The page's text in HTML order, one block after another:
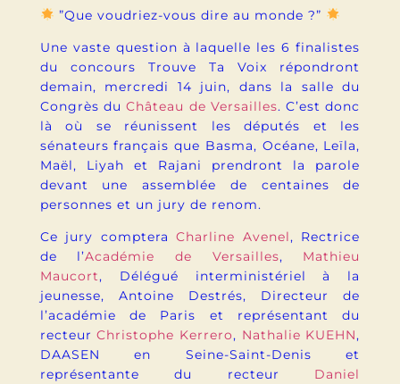
”Que voudriez-vous dire au monde ?”
Une vaste question à laquelle les 6 finalistes
du concours Trouve Ta Voix répondront
demain, mercredi 14 juin, dans la salle du
Congrès duChâteau de Versailles. C’est donc
là où se réunissent les députés et les
sénateurs français que Basma, Océane, Leïla,
Maël, Liyah et Rajani prendront la parole
devant une assemblée de centaines de
personnes et un jury de renom.
Ce jury compteraCharline Avenel, Rectrice
de l’Académie de Versailles, Mathieu
Maucort, Délégué interministériel à la
jeunesse, Antoine Destrés, Directeur de
l’académie de Paris et représentant du
recteurChristophe Kerrero, Nathalie KUEHN,
DAASEN en Seine-Saint-Denis et
représentante du recteur Daniel